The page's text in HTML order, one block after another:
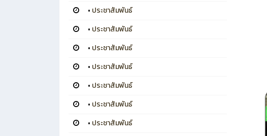
• ประชาสัมพันธ์
• ประชาสัมพันธ์
• ประชาสัมพันธ์
• ประชาสัมพันธ์
• ประชาสัมพันธ์
• ประชาสัมพันธ์
• ประชาสัมพันธ์